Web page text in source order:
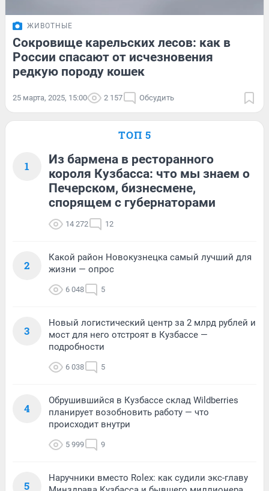
ЖИВОТНЫЕ
Сокровище карельских лесов: как в
России спасают от исчезновения
редкую породу кошек
25 марта, 2025, 15:00 2 157 Обсудить
ТОП 5
1
Из бармена в ресторанного
короля Кузбасса: что мы знаем о
Печерском, бизнесмене,
спорящем с губернаторами
14 272 12
2
Какой район Новокузнецка самый лучший для
жизни — опрос
6 048 5
3
Новый логистический центр за 2 млрд рублей и
мост для него отстроят в Кузбассе —
подробности
6 038 5
4
Обрушившийся в Кузбассе склад Wildberries
планирует возобновить работу — что
происходит внутри
5 999 9
5
Наручники вместо Rolex: как судили экс-главу